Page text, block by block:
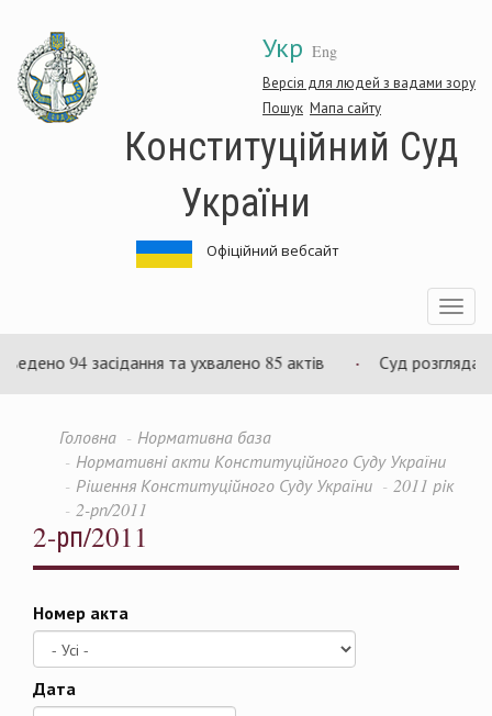
основного
матеріалу
Укр Eng
Версія для людей з вадами зору
Пошук Мапа сайту
Конституційний Суд
України
Офіційний вебсайт
Toggle
94 засідання та ухвалено 85 актів Суд розглядає
Головна
Нормативна база
Нормативні акти Конституційного Суду України
Рішення Конституційного Суду України
2011 рік
2-рп/2011
2-рп/2011
Номер акта
Дата